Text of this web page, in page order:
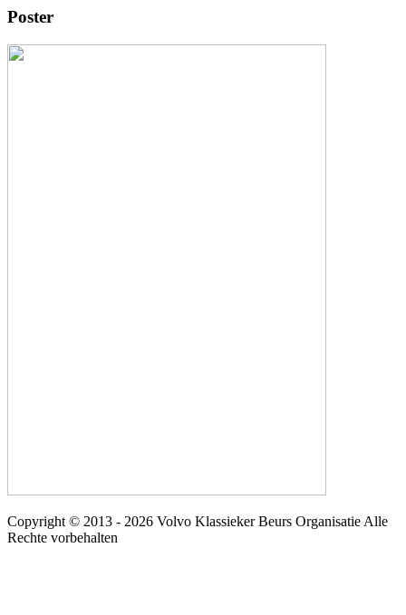
Poster
Copyright © 2013 - 2026 Volvo Klassieker Beurs Organisatie Alle
Rechte vorbehalten